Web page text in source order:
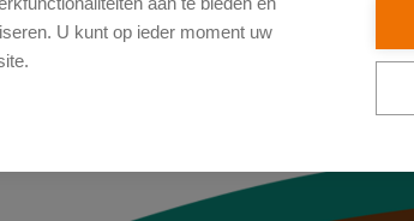
U kunt op ieder moment uw
Terug naar het overzicht van het aanbod